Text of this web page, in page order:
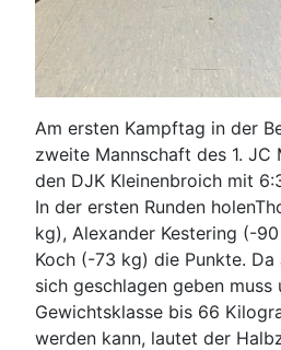
Am ersten Kampftag in der
zweite Mannschaft des 1. JC
den DJK Kleinenbroich mit
In der ersten Runden
kg), Alexander Kestering (-
Koch (-73 kg) die Punkte.
sich geschlagen geben muss
Gewichtsklasse bis 66
werden kann, lautet der